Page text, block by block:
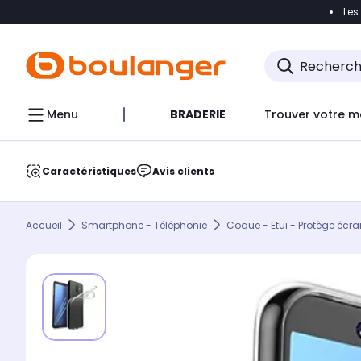
Accéder
Menu BRADERIE Trouver votre
Caractéristiques Avis clients
Accueil Smartphone - Téléphonie Coque - Etui - Protège